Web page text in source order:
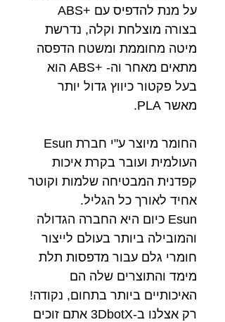
על מנת להדפיס עם +ABS
בצורה מוצלחת וקלה, נדרשת
מיטה מחוממת ומשטח הדפסה
מתאים מאחר וה- +ABS הוא
בעל פקטור כיווץ גדול יותר
מאשר PLA.
החומר מיוצר ע"י חברת Esun
העולמית ועובר בקרת איכות
קפדנית המבטיחה שלמות וקוטר
אחיד לאורך כל הגליל.
Esun כיום היא החברה הגדולה
והמובילה ביותר בעולם לייצור
חומרי גלם עבור מדפסות תלת
מימד והתוצרים שלה הם
האיכותיים ביותר בתחום, נקודה!
רק אצלנו ב-3DbotX אתם זוכים